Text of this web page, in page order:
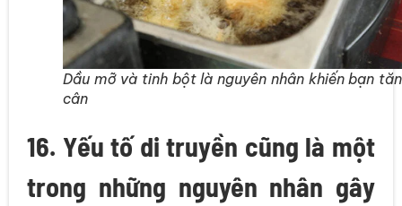
Dầu mỡ và tinh bột là nguyên nhân khiến bạn
cân
16. Yếu tố di truyền cũng là một
trong những nguyên nhân gây